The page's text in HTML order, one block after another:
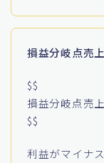
損益分岐点売
$$
損益分岐点売
$$
利益がマイナ